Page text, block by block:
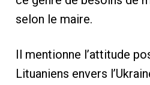
selon le maire.
Il mentionne l’attitude
Lituaniens envers